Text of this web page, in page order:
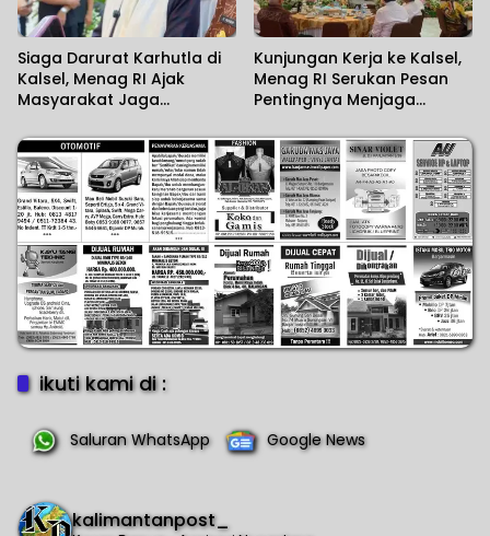
Siaga Darurat Karhutla di
Kalsel, Menag RI Ajak
Masyarakat Jaga
Kunjungan Kerja ke Kalsel,
Menag RI Serukan Pesan
Pentingnya Menjaga
Beragama
ikuti kami di :
Saluran WhatsApp Google News
kalimantanpost_